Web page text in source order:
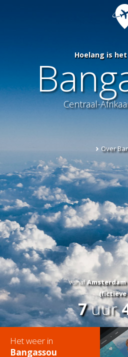
Hoelang is
Centraal-
Over
VanafAmsterdam
7uur
Het weer in
Bangassou